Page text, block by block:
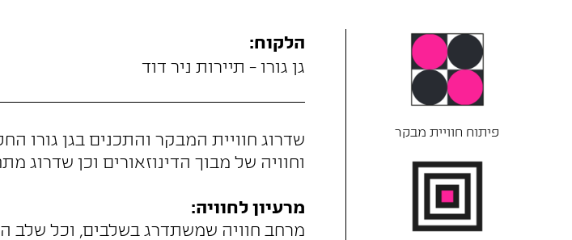
הלקוח:
גן גורו - תיירות ניר דוד
שדרוג חוויית המבקר והתכנים בגן גורו
וחוויה של מבוך הדינוזאורים וכן שדרוג
מרעיון לחוויה:
מרחב חוויה שמשתדרג בשלבים, וכל שלב
פיתוח חוויית מבקר